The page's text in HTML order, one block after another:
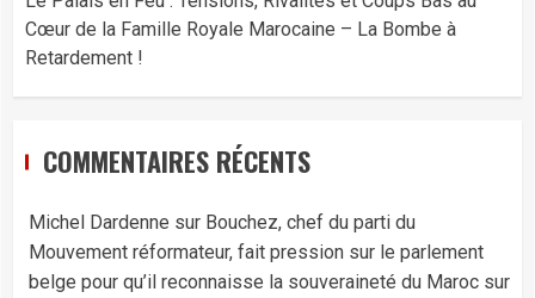
Cœur de la Famille Royale Marocaine – La Bombe à
Retardement !
COMMENTAIRES RÉCENTS
Michel Dardenne sur Bouchez, chef du parti du
Mouvement réformateur, fait pression sur le parlement
belge pour qu’il reconnaisse la souveraineté du Maroc sur